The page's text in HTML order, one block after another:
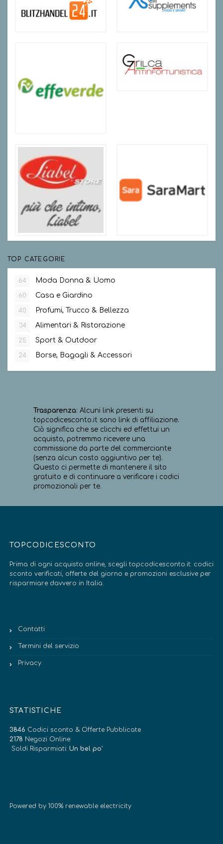
TOP CATEGORIE
64 Moda Donna & Uomo
60 Casa e Giardino
40 Profumi, Trucco & Bellezza
34 Alimentari & Ristorazione
25 Sport & Outdoor
24 Borse, Bagagli & Accessori
Trasparenza: Alcuni link presenti su
topcodicesconto.it sono link di affiliazione.
Ciò significa che se clicchi ed effettui un
acquisto, potremmo ricevere una
commissione da parte del commerciante
(senza alcun costo aggiuntivo per te).
Questo ci permette di mantenere il sito
gratuito e di continuare a verificare i codici
promozionali per te.
TOPCODICESCONTO
Prima di ogni acquisto online, scegli topcodicesconto.it: codici
sconto verificati, offerte del giorno e promozioni esclusive per
risparmiare davvero in Italia.
Contatti
Termini del servizio
Privacy
STATISTICHE
3846 Codici sconto & Offerte Pubblicate
2178 Negozi Online
Soldi Risparmiati: Un bel po’
Powered by 100% renewable electricity